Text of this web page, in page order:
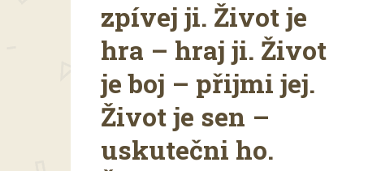
zpívej ji. Život je
hra – hraj ji. Život
je boj – přijmi jej.
Život je sen –
uskutečni ho.